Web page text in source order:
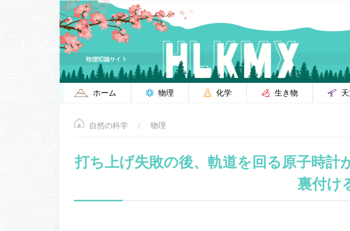
ホーム 物理 化学 生き物
自然の科学 物理
打ち上げ失敗の後、軌道を回る原子時
裏付け